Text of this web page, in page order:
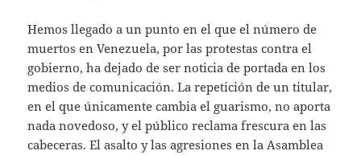
Hemos llegado a un punto en el que el número de
muertos en Venezuela, por las protestas contra el
gobierno, ha dejado de ser noticia de portada en los
medios de comunicación. La repetición de un titular,
en el que únicamente cambia el guarismo, no aporta
nada novedoso, y el público reclama frescura en las
cabeceras. El asalto y las agresiones en la Asamblea